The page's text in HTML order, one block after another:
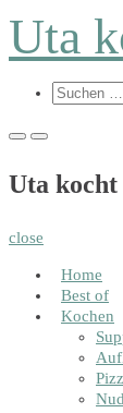
Skip
content
Uta
Show
Suchen
Primary
for
Mobile
Primary
Desktop
Uta kocht
close
Home
Best of
Kochen